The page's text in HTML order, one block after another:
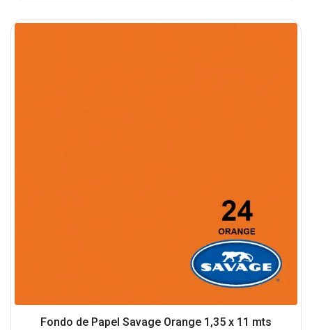
Fondo de Papel Savage Orange 1,35 x 11 mts